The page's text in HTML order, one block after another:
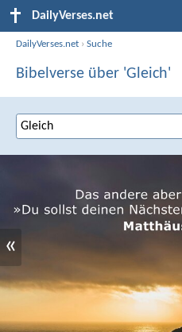
DailyVerses.net
DailyVerses.net ›Suche
Bibelverse über 'Gleich'
«